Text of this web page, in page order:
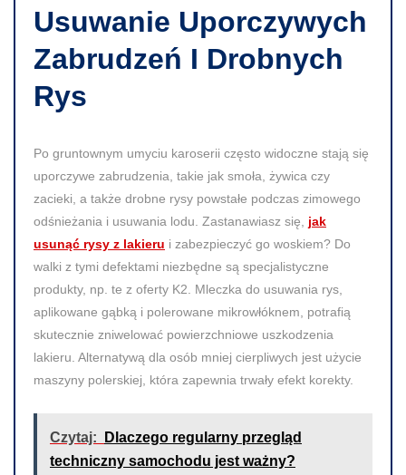
Usuwanie Uporczywych
Zabrudzeń I Drobnych
Rys
Po gruntownym umyciu karoserii często widoczne stają się
uporczywe zabrudzenia, takie jak smoła, żywica czy
zacieki, a także drobne rysy powstałe podczas zimowego
odśnieżania i usuwania lodu. Zastanawiasz się, jak
usunąć rysy z lakieru i zabezpieczyć go woskiem? Do
walki z tymi defektami niezbędne są specjalistyczne
produkty, np. te z oferty K2. Mleczka do usuwania rys,
aplikowane gąbką i polerowane mikrowłóknem, potrafią
skutecznie zniwelować powierzchniowe uszkodzenia
lakieru. Alternatywą dla osób mniej cierpliwych jest użycie
maszyny polerskiej, która zapewnia trwały efekt korekty.
Czytaj:
Dlaczego regularny przegląd
techniczny samochodu jest ważny?